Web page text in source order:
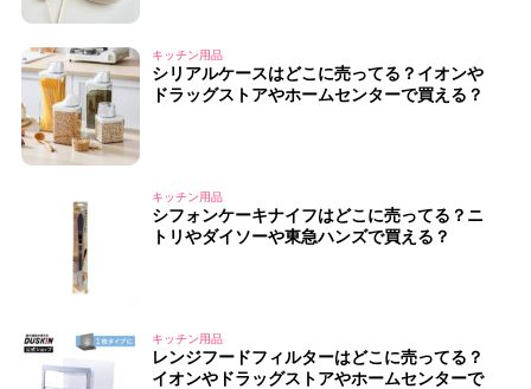
キッチン用品
シリアルケースはどこに売ってる？イオンや
ドラッグストアやホームセンターで買える？
キッチン用品
シフォンケーキナイフはどこに売ってる？ニ
トリやダイソーや東急ハンズで買える？
キッチン用品
レンジフードフィルターはどこに売ってる？
イオンやドラッグストアやホームセンターで